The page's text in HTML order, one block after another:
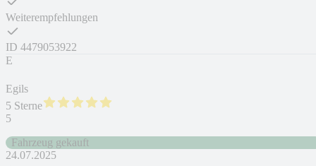
Weiterempfehlungen
ID 4479053922
E
Egils
5 Sterne
5
Fahrzeug gekauft
24.07.2025